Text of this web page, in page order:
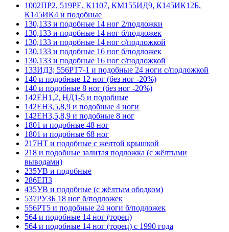
1002ПР2, 519РЕ, К1107, КМ155ИД9, К145ИК12Б,
К145ИК4 и подобные
130,133 и подобные 14 ног 2/подложки
130,133 и подобные 14 ног б/подложек
130,133 и подобные 14 ног с/подложкой
130,133 и подобные 16 ног б/подложек
130,133 и подобные 16 ног с/подложкой
133ИД3; 556РТ7-1 и подобные 24 ноги с/подложкой
140 и подобные 12 ног (без ног -20%)
140 и подобные 8 ног (без ног -20%)
142ЕН1,2, НД1-5 и подобные
142ЕН3,5,8,9 и подобные 4 ноги
142ЕН3,5,8,9 и подобные 8 ног
1801 и подобные 48 ног
1801 и подобные 68 ног
217НТ и подобные с желтой крышкой
218 и подобные залитая подложка (с жёлтыми
выводами)
235УВ и подобные
286ЕП3
435УВ и подобные (с жёлтым ободком)
537РУ3Б 18 ног б/подложек
556РТ5 и подобные 24 ноги б/подложек
564 и подобные 14 ног (торец)
564 и подобные 14 ног (торец) с 1990 года